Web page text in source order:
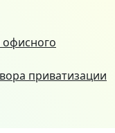
приватизации